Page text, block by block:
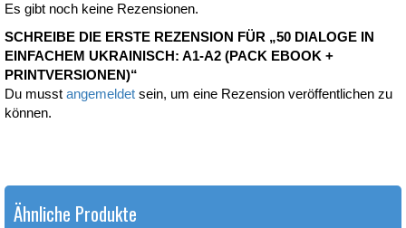
Es gibt noch keine Rezensionen.
SCHREIBE DIE ERSTE REZENSION FÜR „50 DIALOGE IN
EINFACHEM UKRAINISCH: A1-A2 (PACK EBOOK +
PRINTVERSIONEN)“
Du musst angemeldet sein, um eine Rezension veröffentlichen zu
können.
Ähnliche Produkte